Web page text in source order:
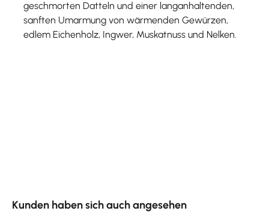
geschmorten Datteln und einer langanhaltenden,
sanften Umarmung von wärmenden Gewürzen,
edlem Eichenholz, Ingwer, Muskatnuss und Nelken.
Kunden haben sich auch angesehen